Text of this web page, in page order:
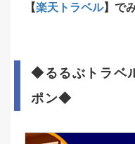
【楽天トラベル】で
◆るるぶトラベ
ポン◆